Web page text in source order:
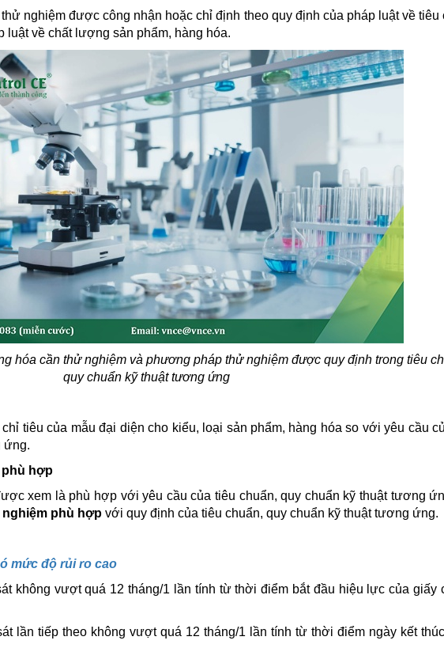
nghiệm được công nhận hoặc chỉ định theo quy định của pháp luật về tiêu
luật về chất lượng sản phẩm, hàng hóa.
hóa cần thử nghiệm và phương pháp thử nghiệm được quy định trong tiêu
quy chuẩn kỹ thuật tương ứng
tiêu của mẫu đại diện cho kiểu, loại sản phẩm, hàng hóa so với yêu cầu
ứng.
hợp
xem là phù hợp với yêu cầu của tiêu chuẩn, quy chuẩn kỹ thuật tương
phù hợp với quy định của tiêu chuẩn, quy chuẩn kỹ thuật tương ứng.
mức độ rủi ro cao
không vượt quá 12 tháng/1 lần tính từ thời điểm bắt đầu hiệu lực của giấy
lần tiếp theo không vượt quá 12 tháng/1 lần tính từ thời điểm ngày kết